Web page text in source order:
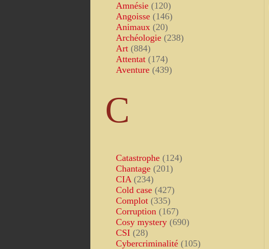
Amnésie (120)
Angoisse (146)
Animaux (20)
Archéologie (238)
Art (884)
Attentat (174)
Aventure (439)
C
Catastrophe (124)
Chantage (201)
CIA (234)
Cold case (427)
Complot (335)
Corruption (167)
Cosy mystery (690)
CSI (28)
Cybercriminalité (105)